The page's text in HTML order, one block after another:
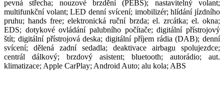
pevná střecha; nouzové brzdění (PEBS); nastavitelný volant;
multifunkční volant; LED denní svícení; imobilizér; hlídání jízdního
pruhu; hands free; elektronická ruční brzda; el. zrcátka; el. okna;
EDS; dotykové ovládání palubního počítače; digitální přístrojový
štít; digitální přístrojová deska; digitální příjem rádia (DAB); denní
svícení; dělená zadní sedadla; deaktivace airbagu spolujezdce;
centrál dálkový; brzdový asistent; bluetooth; autorádio; aut.
klimatizace; Apple CarPlay; Android Auto; alu kola; ABS